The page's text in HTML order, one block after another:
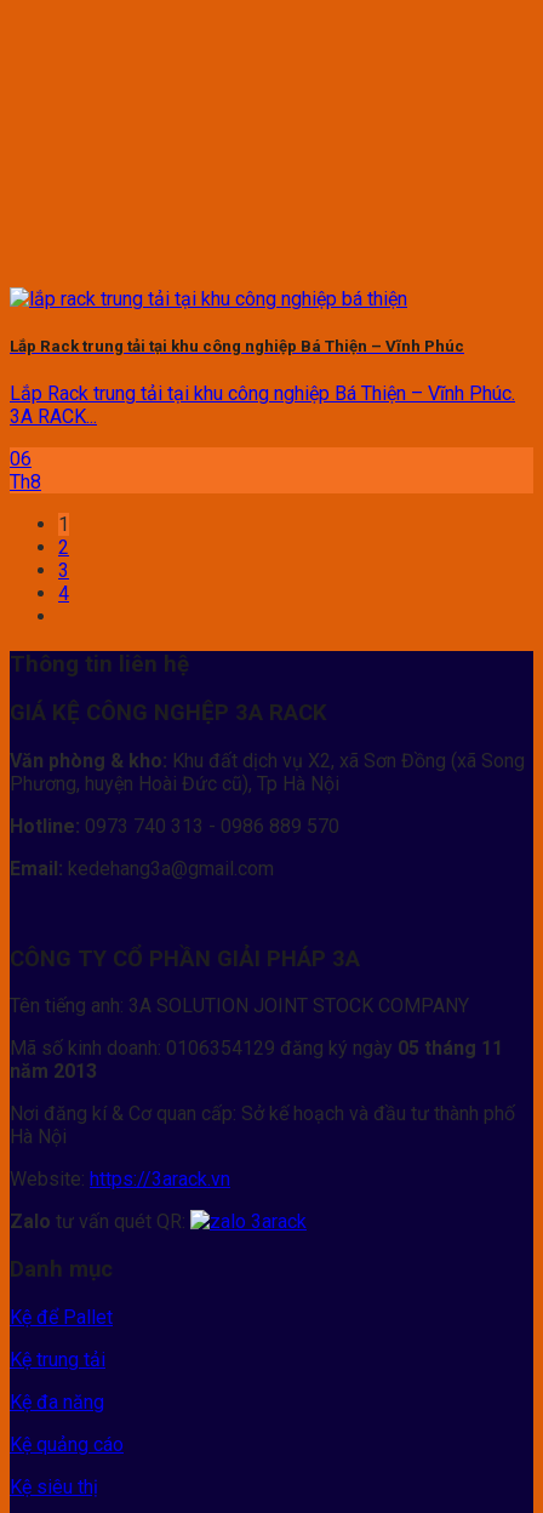
Lắp Rack trung tải tại khu công nghiệp Bá Thiện – Vĩnh Phúc
Lắp Rack trung tải tại khu công nghiệp Bá Thiện – Vĩnh Phúc.
3A RACK...
06
Th8
1
2
3
4
Thông tin liên hệ
GIÁ KỆ CÔNG NGHỆP 3A RACK
Văn phòng & kho: Khu đất dịch vụ X2, xã Sơn Đồng (xã Song
Phương, huyện Hoài Đức cũ), Tp Hà Nội
Hotline: 0973 740 313 - 0986 889 570
Email: kedehang3a@gmail.com
CÔNG TY CỔ PHẦN GIẢI PHÁP 3A
Tên tiếng anh: 3A SOLUTION JOINT STOCK COMPANY
Mã số kinh doanh: 0106354129 đăng ký ngày 05 tháng 11
năm 2013
Nơi đăng kí & Cơ quan cấp: Sở kế hoạch và đầu tư thành phố
Hà Nội
Website: https://3arack.vn
Zalo tư vấn quét QR:
Danh mục
Kệ để Pallet
Kệ trung tải
Kệ đa năng
Kệ quảng cáo
Kệ siêu thị